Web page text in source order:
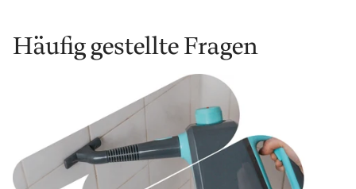
Häufig gestellte Fragen